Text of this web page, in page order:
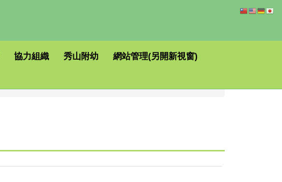
協力組織 秀山附幼 網站管理(另開新視窗)